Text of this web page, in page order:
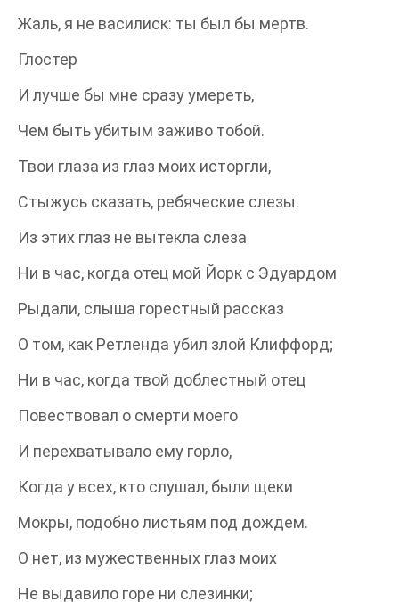
Жаль, я не василиск: ты был бы мертв.
Глостер
И лучше бы мне сразу умереть,
Чем быть убитым заживо тобой.
Твои глаза из глаз моих исторгли,
Стыжусь сказать, ребяческие слезы.
Из этих глаз не вытекла слеза
Ни в час, когда отец мой Йорк с Эдуардом
Рыдали, слыша горестный рассказ
О том, как Ретленда убил злой Клиффорд;
Ни в час, когда твой доблестный отец
Повествовал о смерти моего
И перехватывало ему горло,
Когда у всех, кто слушал, были щеки
Мокры, подобно листьям под дождем.
О нет, из мужественных глаз моих
Не выдавило горе ни слезинки;